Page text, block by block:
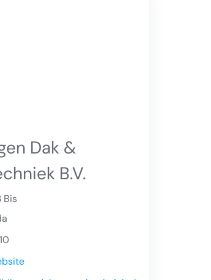
Dak &
B.V.
Bis